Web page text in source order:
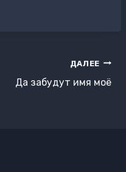
ДАЛЕЕ
Да забудут имя моё